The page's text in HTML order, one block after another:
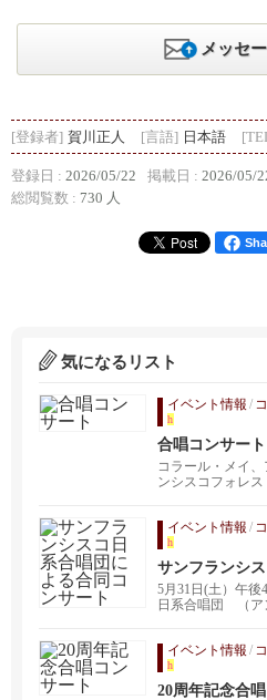
メッセ
[登録者] 賀川正人 [言語] 日本語
登録日 : 2026/05/22 掲載日 : 2026/05/
総閲覧数 : 730 人
気になるリスト
イベント情報 /
h
合唱コンサート
コラール・メイ
ンシスコフォレ
イベント情報 /
h
サンフランシ
コンサート
5月31日(土）午後
日系合唱団 （ア
イベント情報 /
h
20周年記念合